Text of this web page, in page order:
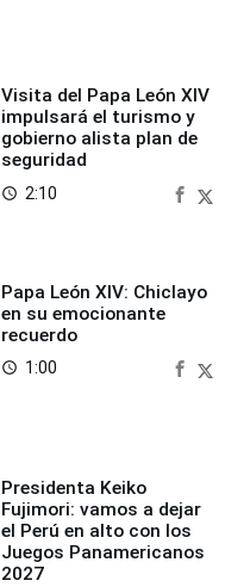
Visita del Papa León XIV
impulsará el turismo y
gobierno alista plan de
seguridad
access_time 2:10
Papa León XIV: Chiclayo
en su emocionante
recuerdo
access_time 1:00
Presidenta Keiko
Fujimori: vamos a dejar
el Perú en alto con los
Juegos Panamericanos
2027